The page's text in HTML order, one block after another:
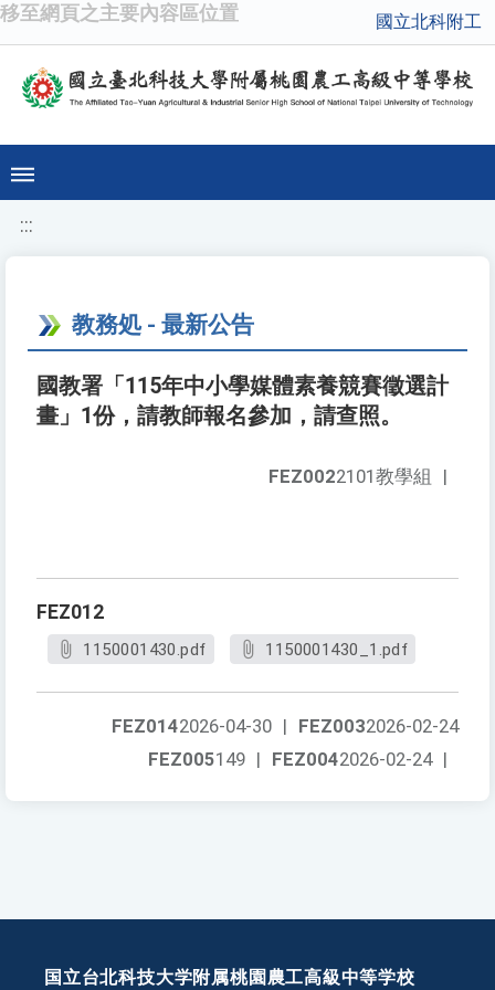
移至網頁之主要內容區位置 國立北科附工
:::
教務処 - 最新公告
國教署「115年中小學媒體素養競賽徵選計
畫」1份，請教師報名參加，請查照。
FEZ0022101教學組 |
FEZ012
1150001430.pdf 1150001430_1.pdf
FEZ0032026-02-24
FEZ0142026-04-30 |
FEZ0042026-02-24 |
FEZ005149 |
国立台北科技大学附属桃園農工高級中等学校